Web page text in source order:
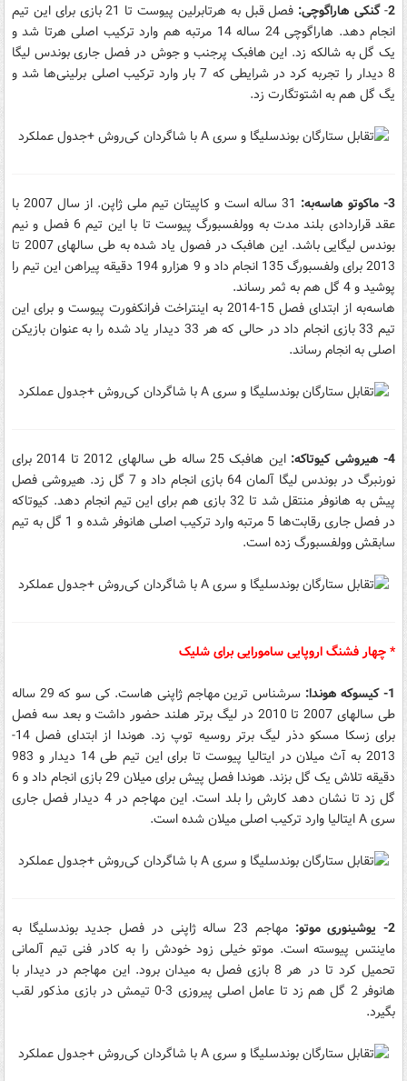
2
-گنکی هاراگوچی:
فصل قبل به هرتابرلین پیوست تا 21 بازی برای این تیم
انجام دهد. هاراگوچی 24 ساله 14 مرتبه هم وارد ترکیب اصلی هرتا شد و
یک گل به شالکه زد. این هافبک پرجنب و جوش در فصل جاری بوندس لیگا
8 دیدار را تجربه کرد در شرایطی که 7 بار وارد ترکیب اصلی برلینی‌ها شد و
یگ گل هم به اشتوتگارت زد.
3- ماکوتو هاسه‌به:
31 ساله است و کاپیتان تیم ملی ژاپن. از سال 2007 با
عقد قراردادی بلند مدت به وولفسبورگ پیوست تا با این تیم 6 فصل و نیم
بوندس لیگایی باشد. این هافبک در فصول یاد شده به طی سالهای 2007 تا
2013 برای ولفسبورگ 135 انجام داد و 9 هزارو 194 دقیقه پیراهن این تیم را
پوشید و 4 گل هم به ثمر رساند.
هاسه‌به از ابتدای فصل 15-2014 به اینتراخت فرانکفورت پیوست و برای این
تیم 33 بازی انجام داد در حالی که هر 33 دیدار یاد شده را به عنوان بازیکن
اصلی به انجام رساند.
4- هیروشی کیوتاکه:
این هافبک 25 ساله طی سالهای 2012 تا 2014 برای
نورنبرگ در بوندس لیگا آلمان 64 بازی انجام داد و 7 گل زد. هیروشی فصل
پیش به هانوفر منتقل شد تا 32 بازی هم برای این تیم انجام دهد. کیوتاکه
در فصل جاری رقابت‌ها 5 مرتبه وارد ترکیب اصلی هانوفر شده و 1 گل به تیم
سابقش وولفسبورگ زده است.
* چهار فشنگ اروپایی سامورایی برای شلیک
1- کیسوکه هوندا:
سرشناس ترین مهاجم ژاپنی هاست. کی سو که 29 ساله
طی سالهای 2007 تا 2010 در لیگ برتر هلند حضور داشت و بعد سه فصل
برای زسکا مسکو دذر لیگ برتر روسیه توپ زد. هوندا از ابتدای فصل 14-
2013 به آث میلان در ایتالیا پیوست تا برای این تیم طی 14 دیدار و 983
دقیقه تلاش یک گل بزند. هوندا فصل پیش برای میلان 29 بازی انجام داد و 6
گل زد تا نشان دهد کارش را بلد است. این مهاجم در 4 دیدار فصل جاری
سری A ایتالیا وارد ترکیب اصلی میلان شده است.
2- یوشینوری موتو:
مهاجم 23 ساله ژاپنی در فصل جدید بوندسلیگا به
ماینتس پیوسته است. موتو خیلی زود خودش را به کادر فنی تیم آلمانی
تحمیل کرد تا در هر 8 بازی فصل به میدان برود. این مهاجم در دیدار با
هانوفر 2 گل هم زد تا عامل اصلی پیروزی 3-0 تیمش در بازی مذکور لقب
بگیرد.